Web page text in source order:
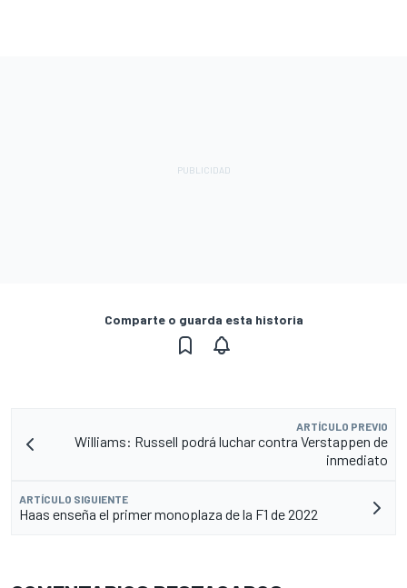
Comparte o guarda esta historia
ARTÍCULO PREVIO
Williams: Russell podrá luchar contra Verstappen de
inmediato
ARTÍCULO SIGUIENTE
Haas enseña el primer monoplaza de la F1 de 2022